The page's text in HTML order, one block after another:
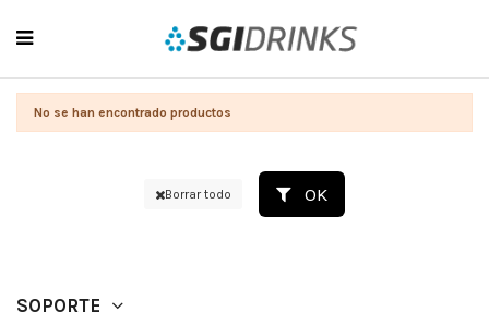
No se han encontrado productos
Borrar todo OK
SOPORTE